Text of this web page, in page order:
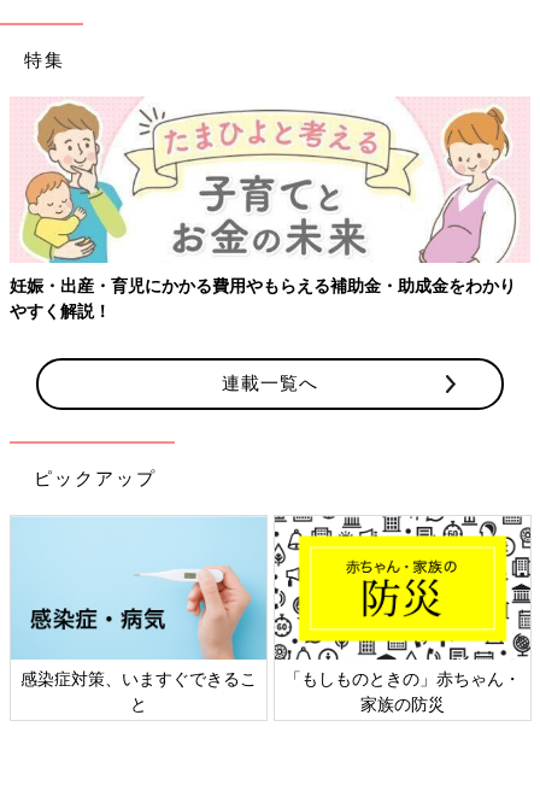
特集
【ワクチン接種できるものも】妊婦の感染症対策、知っておいて！
連載一覧へ
ピックアップ
日本外来小児科学会リーフレッ
ト検討会
六星占術 細木かおりさんの人生
相談